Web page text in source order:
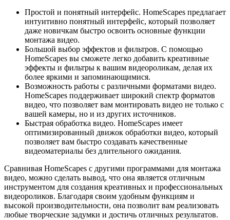
Простой и понятный интерфейс. HomeScapes предлагает
интуитивно понятный интерфейс, который позволяет
даже новичкам быстро освоить основные функции
монтажа видео.
Большой выбор эффектов и фильтров. С помощью
HomeScapes вы сможете легко добавить креативные
эффекты и фильтры к вашим видеороликам, делая их
более яркими и запоминающимися.
Возможность работы с различными форматами видео.
HomeScapes поддерживает широкий спектр форматов
видео, что позволяет вам монтировать видео не только с
вашей камеры, но и из других источников.
Быстрая обработка видео. HomeScapes имеет
оптимизированный движок обработки видео, который
позволяет вам быстро создавать качественные
видеоматериалы без длительного ожидания.
Сравнивая HomeScapes с другими программами для монтажа
видео, можно сделать вывод, что она является отличным
инструментом для создания креативных и профессиональных
видеороликов. Благодаря своим удобным функциям и
высокой производительности, она позволит вам реализовать
любые творческие задумки и достичь отличных результатов.